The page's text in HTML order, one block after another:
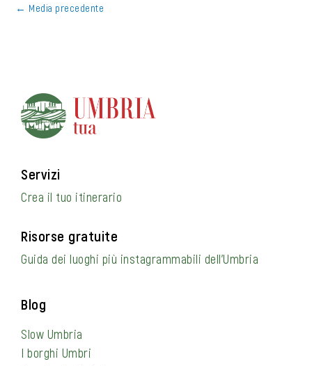
← Media precedente
Servizi
Crea il tuo itinerario
Risorse gratuite
Guida dei luoghi più instagrammabili dell’Umbria
Blog
Slow Umbria
I borghi Umbri